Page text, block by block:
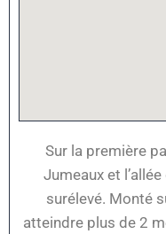
Sur la première
Jumeaux et
surélevé. Monté
atteindre plus de 2